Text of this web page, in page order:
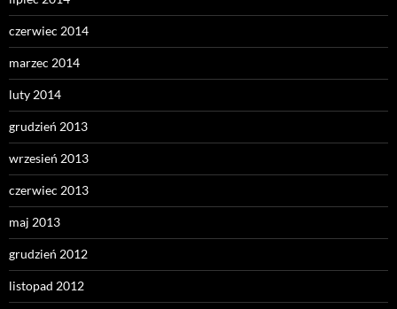
czerwiec 2014
marzec 2014
luty 2014
grudzień 2013
wrzesień 2013
czerwiec 2013
maj 2013
grudzień 2012
listopad 2012